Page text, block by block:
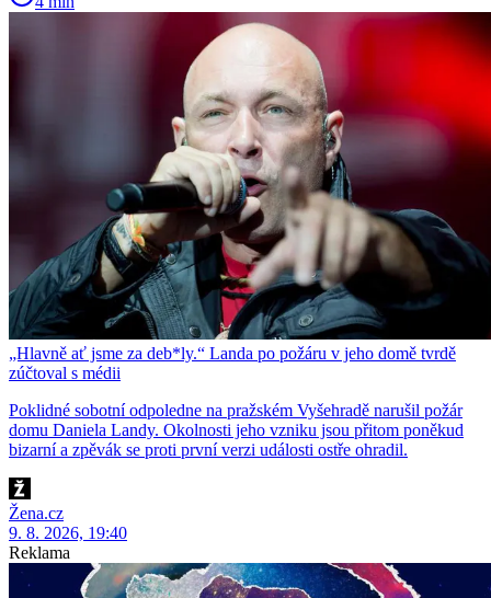
„Hlavně ať jsme za deb*ly.“ Landa po požáru v jeho domě tvrdě
zúčtoval s médii
Poklidné sobotní odpoledne na pražském Vyšehradě narušil požár
domu Daniela Landy. Okolnosti jeho vzniku jsou přitom poněkud
bizarní a zpěvák se proti první verzi události ostře ohradil.
Žena.cz
9. 8. 2026, 19:40
Reklama